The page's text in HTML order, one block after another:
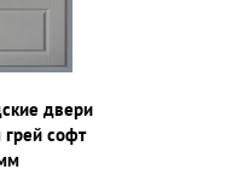
двери
грей софт